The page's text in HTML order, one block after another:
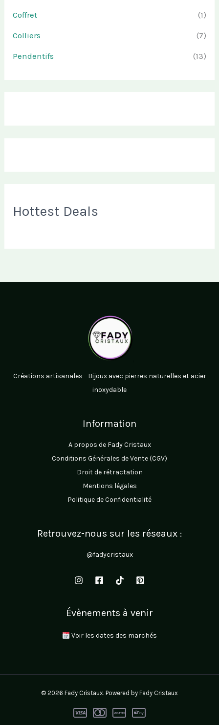
Coffret (1)
Colliers (7)
Pendentifs (13)
Hottest Deals
Créations artisanales - Bijoux avec pierres naturelles et acier
inoxydable
Information
A propos de Fady Cristaux
Conditions Générales de Vente (CGV)
Droit de rétractation
Mentions légales
Politique de Confidentialité
Retrouvez-nous sur les réseaux :
@fadycristaux
Évènements à venir
Voir les dates des marchés
© 2026 Fady Cristaux. Powered by Fady Cristaux